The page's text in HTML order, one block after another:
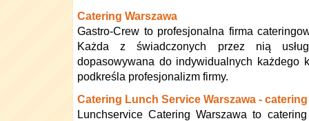
Catering Warszawa
Gastro-Crew to profesjonalna firma
Każda z świadczonych przez nią usług
dopasowywana do indywidualnych każdego
podkreśla profesjonalizm firmy.
Catering Lunch Service Warszawa -
Lunchservice Catering Warszawa to